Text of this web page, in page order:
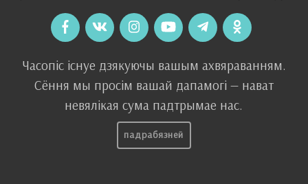
Часопіс існуе дзякуючы вашым ахвяраванням.
Сёння мы просім вашай дапамогі — нават
невялікая сума падтрымае нас.
падрабязней